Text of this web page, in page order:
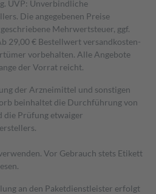
UVP: Unverbindliche
Die angegebenen Preise
Mehrwertsteuer, ggf.
29,00 € Bestell­wert versand­kosten­
vorbehalten. Alle Angebote
der Vorrat reicht.
der Arzneimittel und sonstigen
beinhaltet die Durchführung von
die Prüfung etwaiger
Vor Gebrauch stets Etikett
an den Paketdienstleister erfolgt